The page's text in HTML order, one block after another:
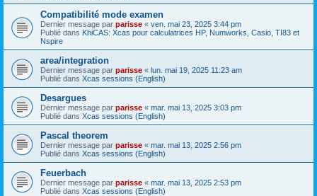
Compatibilité mode examen
Dernier message par parisse « ven. mai 23, 2025 3:44 pm
Publié dans KhiCAS: Xcas pour calculatrices HP, Numworks, Casio, TI83 et
Nspire
area/integration
Dernier message par parisse « lun. mai 19, 2025 11:23 am
Publié dans Xcas sessions (English)
Desargues
Dernier message par parisse « mar. mai 13, 2025 3:03 pm
Publié dans Xcas sessions (English)
Pascal theorem
Dernier message par parisse « mar. mai 13, 2025 2:56 pm
Publié dans Xcas sessions (English)
Feuerbach
Dernier message par parisse « mar. mai 13, 2025 2:53 pm
Publié dans Xcas sessions (English)